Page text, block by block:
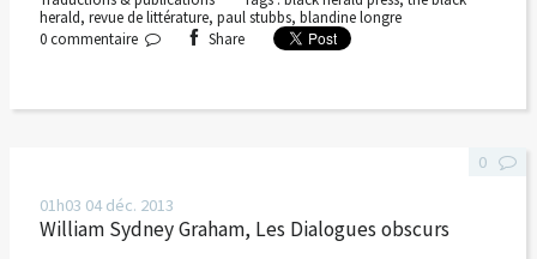
herald, revue de littérature, paul stubbs, blandine longre
0 commentaire Share
01h03 04 déc. 2013
William Sydney Graham, Les Dialogues obscurs
0